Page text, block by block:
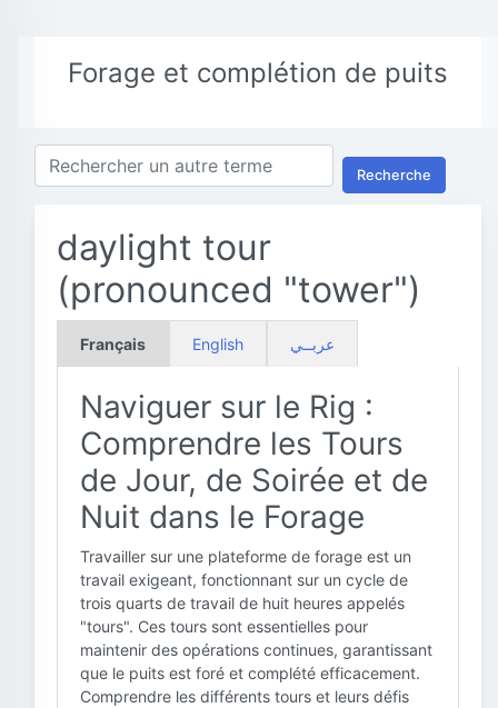
Forage et complétion de puits
Recherche
daylight tour
(pronounced "tower")
Français English عربــي
Naviguer sur le Rig :
Comprendre les Tours
de Jour, de Soirée et de
Nuit dans le Forage
Travailler sur une plateforme de forage est un
travail exigeant, fonctionnant sur un cycle de
trois quarts de travail de huit heures appelés
"tours". Ces tours sont essentielles pour
maintenir des opérations continues, garantissant
que le puits est foré et complété efficacement.
Comprendre les différents tours et leurs défis